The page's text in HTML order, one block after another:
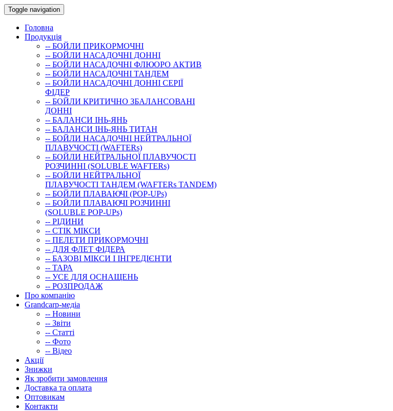
Toggle navigation
Головна
Продукція
-- БОЙЛИ ПРИКОРМОЧНI
-- БОЙЛИ НАСАДОЧНI ДОННI
-- БОЙЛИ НАСАДОЧНІ ФЛЮОРО АКТИВ
-- БОЙЛИ НАСАДОЧНІ ТАНДЕМ
-- БОЙЛИ НАСАДОЧНI ДОННI СЕРIÏ
ФIДЕР
-- БОЙЛИ КРИТИЧНО ЗБАЛАНСОВАНІ
ДОННІ
-- БАЛАНСИ ІНЬ-ЯНЬ
-- БАЛАНСИ ІНЬ-ЯНЬ ТИТАН
-- БОЙЛИ НАСАДОЧНI НЕЙТРАЛЬНОÏ
ПЛАВУЧОСТI (WAFTERs)
-- БОЙЛИ НЕЙТРАЛЬНОЇ ПЛАВУЧОСТІ
РОЗЧИННІ (SOLUBLE WAFTERs)
-- БОЙЛИ НЕЙТРАЛЬНОЇ
ПЛАВУЧОСТІ ТАНДЕМ (WAFTERs TANDEM)
-- БОЙЛИ ПЛАВАЮЧІ (POP-UPs)
-- БОЙЛИ ПЛАВАЮЧI РОЗЧИННI
(SOLUBLE POP-UPs)
-- РIДИНИ
-- СТIК МIКСИ
-- ПЕЛЕТИ ПРИКОРМОЧНІ
-- ДЛЯ ФЛЕТ ФІДЕРА
-- БАЗОВІ МІКСИ І ІНГРЕДІЄНТИ
-- ТАРА
-- УСЕ ДЛЯ ОСНАЩЕНЬ
-- РОЗПРОДАЖ
Про компанію
Grandcarp-медіа
-- Новини
-- Звіти
-- Статті
-- Фото
-- Відео
Акції
Знижки
Як зробити замовлення
Доставка та оплата
Оптовикам
Контакти